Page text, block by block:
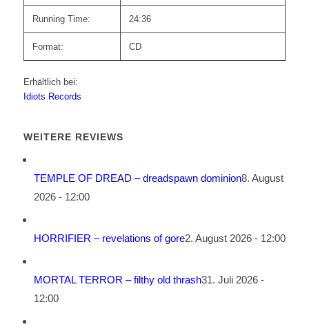
Running Time: 24:36
Format: CD
Erhältlich bei:
Idiots Records
WEITERE REVIEWS
TEMPLE OF DREAD – dreadspawn dominion8. August
2026 - 12:00
HORRIFIER – revelations of gore2. August 2026 - 12:00
MORTAL TERROR – filthy old thrash31. Juli 2026 -
12:00